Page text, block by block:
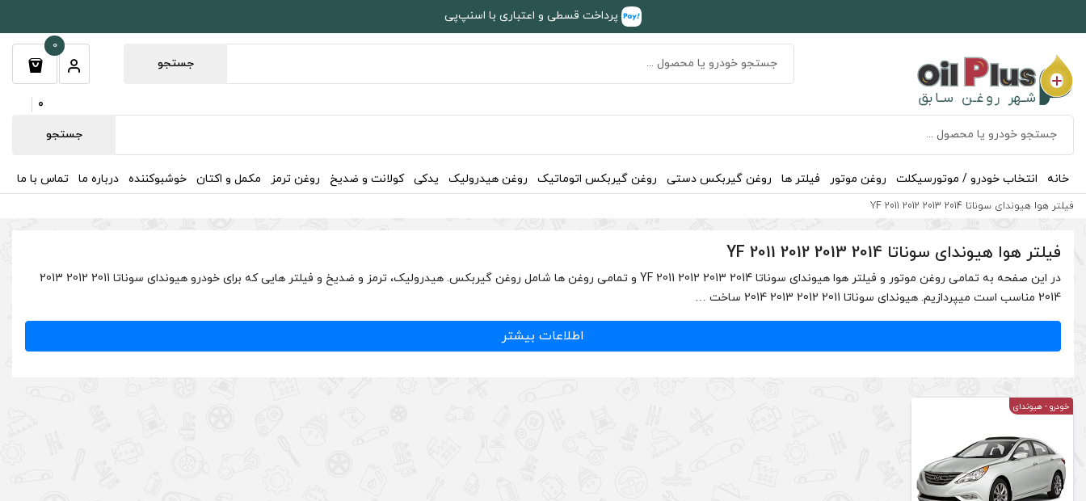
پرداخت قسطی و اعتباری با اسنپ‌پی
جستجو
0
0
جستجو
خانه انتخاب خودرو / موتورسیکلت روغن موتور فیلتر ها روغن گیربکس دستی روغن گیربکس اتوماتیک روغن هیدرولیک یدکی کولانت و ضدیخ روغن ترمز مکمل و اکتان خوشبوکننده درباره ما تماس با ما
فیلتر هوا هیوندای سوناتا YF 2011 2012 2013 2014
فیلتر هوا هیوندای سوناتا YF 2011 2012 2013 2014
در این صفحه به تمامی روغن موتور و فیلتر هوا هیوندای سوناتا YF 2011 2012 2013 2014 و تمامی روغن ها شامل روغن گیربکس. هیدرولیک، ترمز و ضدیخ و فیلتر هایی که برای خودرو هیوندای سوناتا 2011 2012 2013
2014 مناسب است میپردازیم. هیوندای سوناتا 2011 2012 2013 2014 ساخت …
اطلاعات بیشتر
خودرو - هیوندای